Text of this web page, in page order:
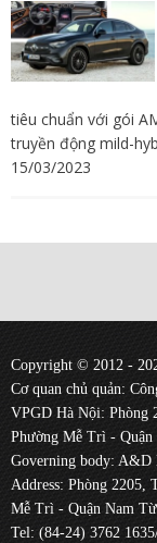
tiêu chuẩn với gói
truyền động mild-
15/03/2023
Copyright © 2012 -
Cơ quan chủ quản:
VPGD Hà Nội: Phòng
Phường Mễ Trì -
Governing body: A&D
Address: Phòng
Mễ Trì - Quận Nam
Tel: (84-24) 3762